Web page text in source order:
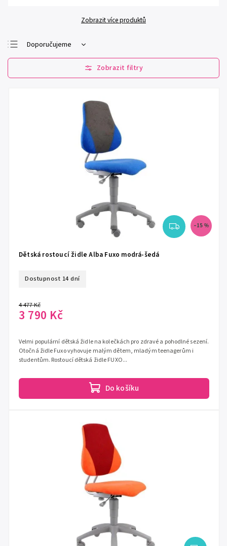
Zobrazit více produktů
Doporučujeme
Nejlevnější
Nejdražší
–15 %
Dětská rostoucí židle Alba Fuxo modrá-šedá
Dostupnost 14 dní
4 477 Kč
3 790 Kč
Do košíku
Velmi populární dětská židle na kolečkách pro zdravé a pohodlné sezení.
Otočná židle Fuxo vyhovuje malým dětem, mladým teenagerům i
studentům. Rostoucí dětská židle FUXO...